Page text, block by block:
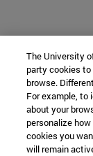
The University
party cookies
browse.
For example, to
about your
personalize
cookies you
will remain